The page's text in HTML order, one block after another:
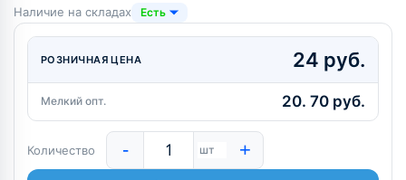
Наличие на складах
Есть
РОЗНИЧНАЯ ЦЕНА 24 руб.
Мелкий опт. 20. 70 руб.
Количество - шт +